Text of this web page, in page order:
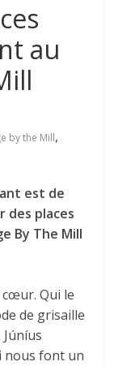
au
by the Mill,
est de
des places
By The Mill
Qui le
de grisaille
nous font un